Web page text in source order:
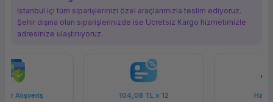
İstanbul içi tüm siparişlerinizi özel araçlarımızla teslim ediyoruz.
Şehir dışına olan siparişlerinizde ise Ücretsiz Kargo hizmetimizle
adresinize ulaştırııyoruz.